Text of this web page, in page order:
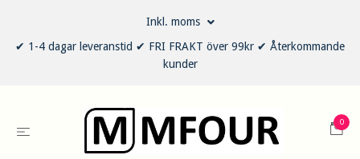
Inkl. moms
✔ 1-4 dagar leveranstid ✔ FRI FRAKT över 99kr ✔ Återkommande
kunder
0